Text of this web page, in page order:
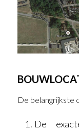
De belangrijkste
De